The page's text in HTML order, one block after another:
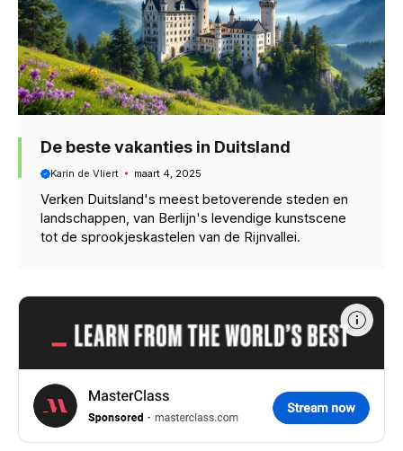
De beste vakanties in Duitsland
Karin de Vliert maart 4, 2025
Verken Duitsland's meest betoverende steden en
landschappen, van Berlijn's levendige kunstscene
tot de sprookjeskastelen van de Rijnvallei.